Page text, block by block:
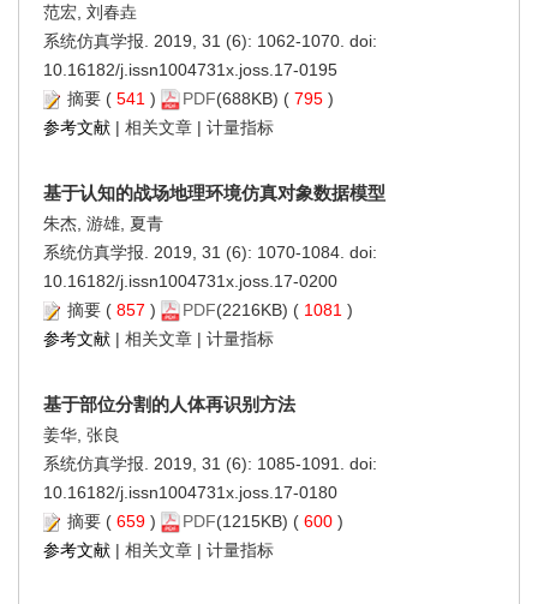
范宏, 刘春垚
系统仿真学报. 2019, 31 (6): 1062-1070. doi:
10.16182/j.issn1004731x.joss.17-0195
摘要 ( 541 ) PDF(688KB) ( 795 )
参考文献 | 相关文章 | 计量指标
基于认知的战场地理环境仿真对象数据模型
朱杰, 游雄, 夏青
系统仿真学报. 2019, 31 (6): 1070-1084. doi:
10.16182/j.issn1004731x.joss.17-0200
摘要 ( 857 ) PDF(2216KB) ( 1081 )
参考文献 | 相关文章 | 计量指标
基于部位分割的人体再识别方法
姜华, 张良
系统仿真学报. 2019, 31 (6): 1085-1091. doi:
10.16182/j.issn1004731x.joss.17-0180
摘要 ( 659 ) PDF(1215KB) ( 600 )
参考文献 | 相关文章 | 计量指标